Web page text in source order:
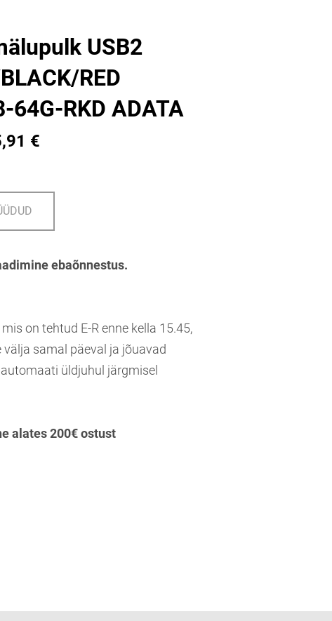
USB2
RED
64G-RKD ADATA
€
ebaõnnestus.
on tehtud E-R enne kella 15.45,
välja samal päeval ja jõuavad
üldjuhul järgmisel
alates 200€ ostust